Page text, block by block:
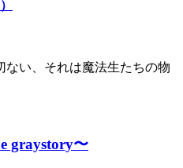
ない、それは魔法生たちの物
graystory〜